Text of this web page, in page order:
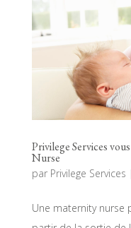
Privilege Services
Nurse
par Privilege Services
Une maternity nurse